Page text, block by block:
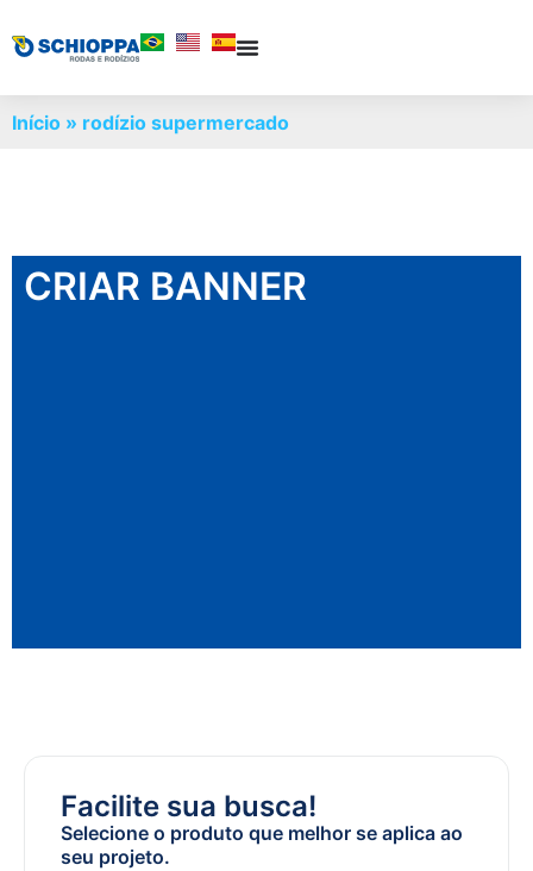
Início » rodízio supermercado
CRIAR BANNER
Facilite sua busca!
Selecione o produto que melhor se aplica ao
seu projeto.